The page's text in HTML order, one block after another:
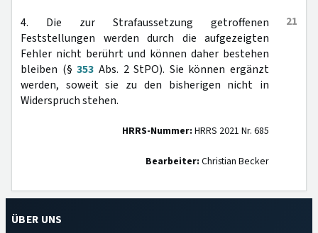
21
4. Die zur Strafaussetzung getroffenen
Feststellungen werden durch die aufgezeigten
Fehler nicht berührt und können daher bestehen
bleiben (§353 Abs. 2 StPO). Sie können ergänzt
werden, soweit sie zu den bisherigen nicht in
Widerspruch stehen.
HRRS-Nummer: HRRS 2021 Nr. 685
Bearbeiter: Christian Becker
ÜBER UNS